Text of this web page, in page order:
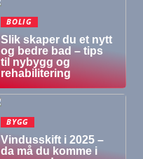
BOLIG
Slik skaper du et nytt
og bedre bad – tips
til nybygg og
rehabilitering
BYGG
Vindusskift i 2025 –
da må du komme i